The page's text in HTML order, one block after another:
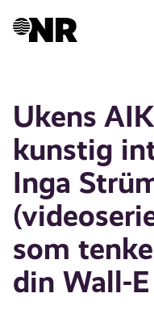
Ukens
kunstig
Inga
som
din Wall-E